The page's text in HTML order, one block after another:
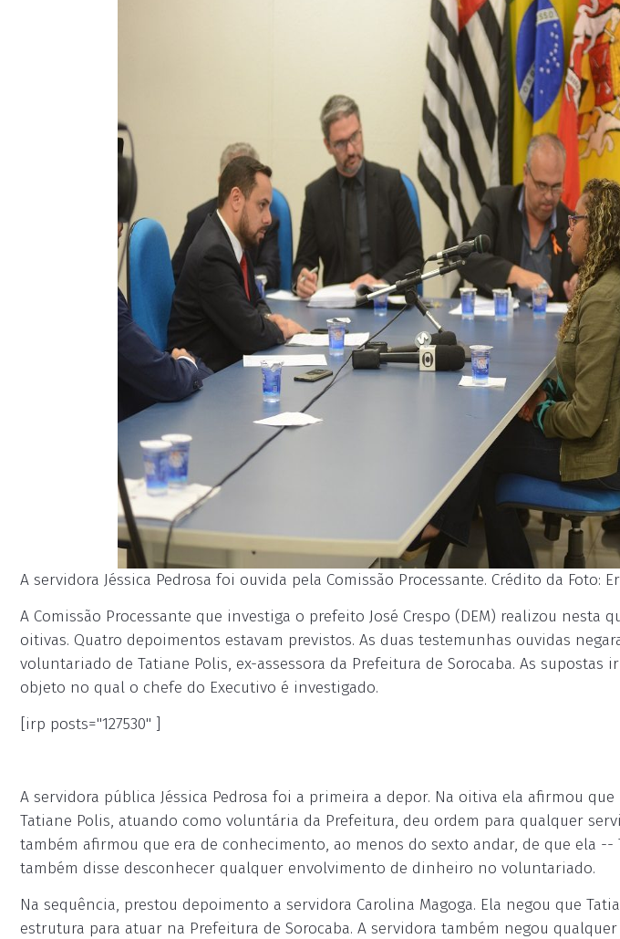
A servidora Jéssica Pedrosa foi ouvida pela Comissão Processante. Crédito da Foto:
A Comissão Processante que investiga o prefeito José Crespo (DEM) realizou nesta
oitivas. Quatro depoimentos estavam previstos. As duas testemunhas ouvidas
voluntariado de Tatiane Polis, ex-assessora da Prefeitura de Sorocaba. As supostas
objeto no qual o chefe do Executivo é investigado.
[irp posts="127530" ]
A servidora pública Jéssica Pedrosa foi a primeira a depor. Na oitiva ela afirmou
Tatiane Polis, atuando como voluntária da Prefeitura, deu ordem para qualquer
também afirmou que era de conhecimento, ao menos do sexto andar, de que ela --
também disse desconhecer qualquer envolvimento de dinheiro no voluntariado.
Na sequência, prestou depoimento a servidora Carolina Magoga. Ela negou que
estrutura para atuar na Prefeitura de Sorocaba. A servidora também negou